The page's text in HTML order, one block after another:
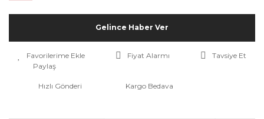
Gelince Haber Ver
Fiyat Alarmı
Tavsiye Et
Paylaş
Hızlı Gönderi Kargo Bedava